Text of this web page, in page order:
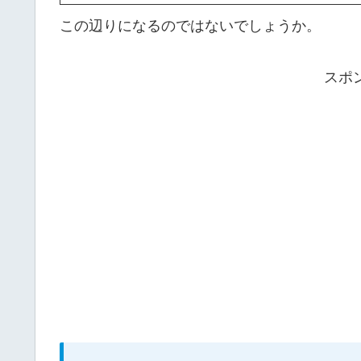
この辺りになるのではないでしょうか。
スポ